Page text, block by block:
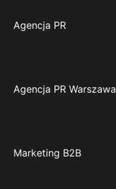
Agencja PR
Agencja PR Warszawa
Marketing B2B